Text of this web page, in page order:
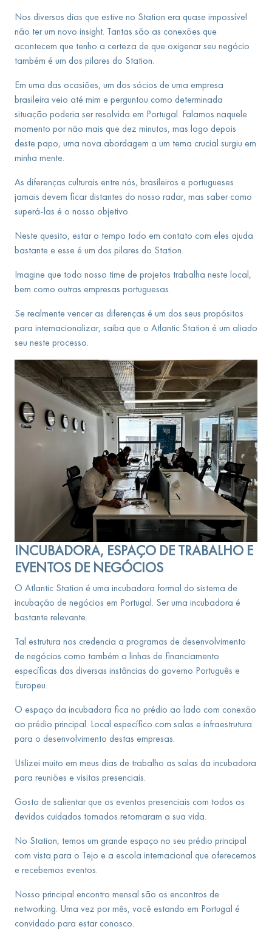
Nos diversos dias que estive no Station era quase impossível
não ter um novo insight. Tantas são as conexões que
acontecem que tenho a certeza de que oxigenar seu negócio
também é um dos pilares do Station.
Em uma das ocasiões, um dos sócios de uma empresa
brasileira veio até mim e perguntou como determinada
situação poderia ser resolvida em Portugal. Falamos naquele
momento por não mais que dez minutos, mas logo depois
deste papo, uma nova abordagem a um tema crucial surgiu em
minha mente.
As diferenças culturais entre nós, brasileiros e portugueses
jamais devem ficar distantes do nosso radar, mas saber como
superá-las é o nosso objetivo.
Neste quesito, estar o tempo todo em contato com eles ajuda
bastante e esse é um dos pilares do Station.
Imagine que todo nosso time de projetos trabalha neste local,
bem como outras empresas portuguesas.
Se realmente vencer as diferenças é um dos seus propósitos
para internacionalizar, saiba que o Atlantic Station é um aliado
seu neste processo.
INCUBADORA, ESPAÇO DE TRABALHO E
EVENTOS DE NEGÓCIOS
O Atlantic Station é uma incubadora formal do sistema de
incubação de negócios em Portugal. Ser uma incubadora é
bastante relevante.
Tal estrutura nos credencia a programas de desenvolvimento
de negócios como também a linhas de financiamento
específicas das diversas instâncias do governo Português e
Europeu.
O espaço da incubadora fica no prédio ao lado com conexão
ao prédio principal. Local específico com salas e infraestrutura
para o desenvolvimento destas empresas.
Utilizei muito em meus dias de trabalho as salas da incubadora
para reuniões e visitas presenciais.
Gosto de salientar que os eventos presenciais com todos os
devidos cuidados tomados retornaram a sua vida.
No Station, temos um grande espaço no seu prédio principal
com vista para o Tejo e a escola internacional que oferecemos
e recebemos eventos.
Nosso principal encontro mensal são os encontros de
networking. Uma vez por mês, você estando em Portugal é
convidado para estar conosco.